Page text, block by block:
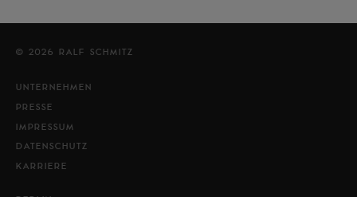
© 2026 RALF SCHMITZ
UNTERNEHMEN
PRESSE
IMPRESSUM
DATENSCHUTZ
KARRIERE